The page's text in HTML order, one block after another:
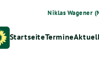
Niklas Wagener
StartseiteTermine